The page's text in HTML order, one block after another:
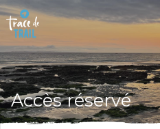
Accès réservé